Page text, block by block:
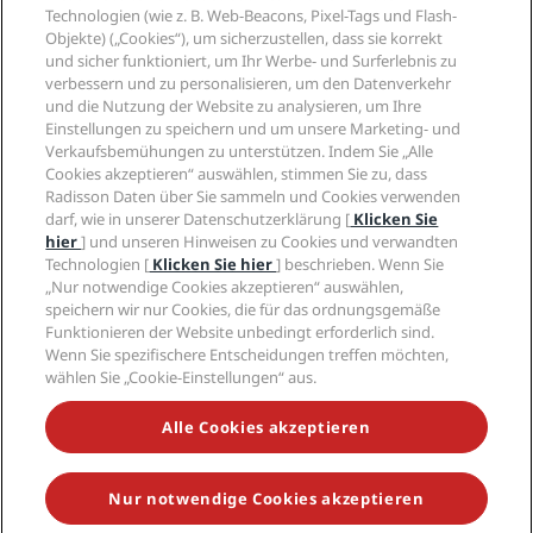
Radisson Hotels APP
„Sports Approved“-Hotels
Familienfreundliche Hotels
Gesundheit & Sicherheit
Radisson Hotel Group
Medien
Karriere RHG
Karriere PPHE
Karrieren EHL
The Club by RHG
Entwicklungsmöglichkeiten
Responsible Business – Unser Engagement
Einkauf
Rechtliches
Privacy Centre
Rechtliche Hinweise
Radisson Rewards Geschäftsbedingungen
Website-Nutzungsvereinbarung
Digitale Barrierefreiheit
Moderne Sklaverei – Erklärung
Hilfe
Verbrauchermeldungen
Kontakt
FAQ
Inhaltsübersicht
Soziale Medien
Marken von Radisson Hotels
VERPASSEN SIE NIEMALS UNSERE BELIEBTESTEN
ANGEBOTE
© 2026 Radisson Hotel Group.Alle Rechte vorbehalten. RHG Radisson
Hotel Group, Radisson, Radisson RED, Radisson Blu, Radisson Collection,
Technologien (wie z. B. Web-Beacons, Pixel-Tags und Flash-
Objekte) („Cookies“), um sicherzustellen, dass sie korrekt
und sicher funktioniert, um Ihr Werbe- und Surferlebnis zu
verbessern und zu personalisieren, um den Datenverkehr
und die Nutzung der Website zu analysieren, um Ihre
Einstellungen zu speichern und um unsere Marketing- und
Verkaufsbemühungen zu unterstützen. Indem Sie „Alle
Cookies akzeptieren“ auswählen, stimmen Sie zu, dass
Radisson Daten über Sie sammeln und Cookies verwenden
darf, wie in unserer Datenschutzerklärung [ Klicken Sie
hier] und unseren Hinweisen zu Cookies und verwandten
Technologien [ Klicken Sie hier] beschrieben. Wenn Sie
„Nur notwendige Cookies akzeptieren“ auswählen,
speichern wir nur Cookies, die für das ordnungsgemäße
Funktionieren der Website unbedingt erforderlich sind.
Wenn Sie spezifischere Entscheidungen treffen möchten,
wählen Sie „Cookie-Einstellungen“ aus.
Alle Cookies akzeptieren
Nur notwendige Cookies akzeptieren